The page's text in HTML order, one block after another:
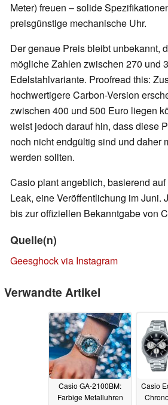
Meter) freuen – solide
preisgünstige mechanische Uhr.
Der genaue Preis bleibt unbekannt,
mögliche Zahlen zwischen 270 und
Edelstahlvariante. Proofread this:
hochwertigere Carbon-Version
zwischen 400 und 500 Euro liegen
weist jedoch darauf hin, dass diese
noch nicht endgültig sind und daher
werden sollten.
Casio plant angeblich, basierend
Leak, eine Veröffentlichung im Juni.
bis zur offiziellen Bekanntgabe von
Quelle(n)
Geesghock via Instagram
Verwandte Artikel
Casio GA-2100BM:
Farbige Metalluhren
Casio